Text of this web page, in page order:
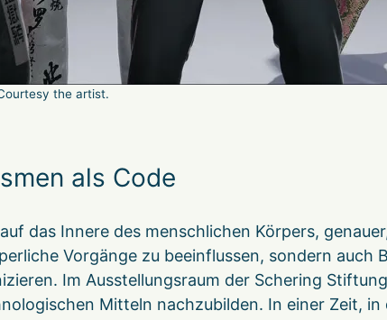
the artist.
als Code
das Innere des menschlichen Körpers,
Vorgänge zu beeinflussen, sondern auch
Im Ausstellungsraum der Schering
Mitteln nachzubilden. In einer Zeit, in